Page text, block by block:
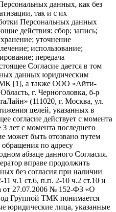
данных, как без
так и с их
Персональных данных
действия: сбор; запись;
уточнение
использование;
передача
Согласие дается в том
данных юридическим
[1], а также ООО «Айти-
г. Черноголовка, б-р
(111020, г. Москва, ул.
целей, указанных в
согласие действует с момента
3 лет с момента последнего
может быть отозвано путем
по адресу
абзаце данного Согласия.
вправе продолжить
без согласия при наличии
ч.1 ст.6, п.п. 2-10 ч.2 ст.10 и
от 27.07.2006 № 152-ФЗ «О
Группой ТМК понимается
лица, указанные